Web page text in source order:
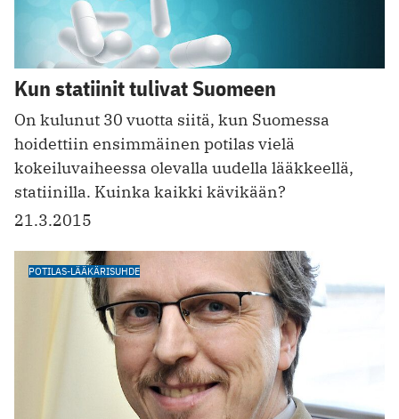
Kun statiinit tulivat Suomeen
On kulunut 30 vuotta siitä, kun Suomessa
hoidettiin ensimmäinen potilas vielä
kokeiluvaiheessa olevalla uudella lääkkeellä,
statiinilla. Kuinka kaikki kävikään?
21.3.2015
POTILAS-LÄÄKÄRISUHDE